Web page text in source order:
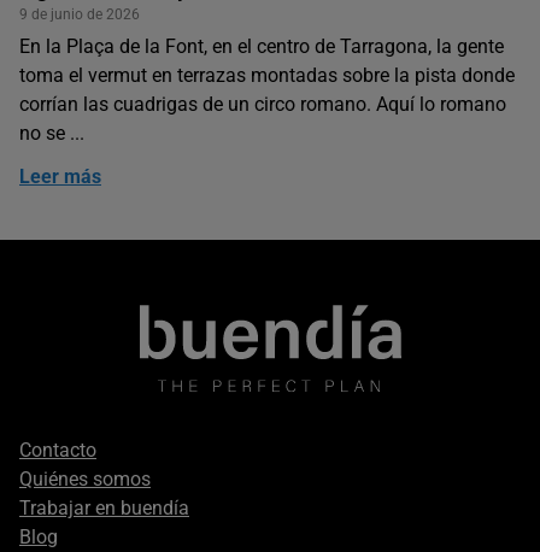
9 de junio de 2026
En la Plaça de la Font, en el centro de Tarragona, la gente
toma el vermut en terrazas montadas sobre la pista donde
corrían las cuadrigas de un circo romano. Aquí lo romano
no se ...
Leer más
Footer
secondary
Contacto
Quiénes somos
Trabajar en buendía
Blog